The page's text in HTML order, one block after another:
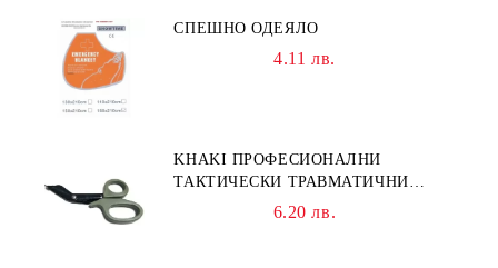
СПЕШНО ОДЕЯЛО
4.11 лв.
KHAKI ПРОФЕСИОНАЛНИ
ТАКТИЧЕСКИ ТРАВМАТИЧНИ
НОЖИЦИ НОЖИЦА
6.20 лв.